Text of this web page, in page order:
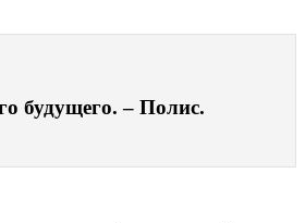
будущего. – Полис.